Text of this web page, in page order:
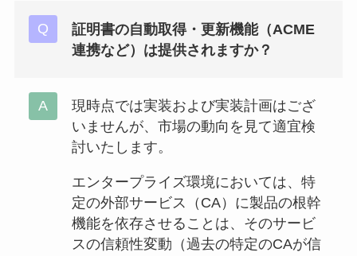
証明書の自動取得・更新機能（ACME
連携など）は提供されますか？
現時点では実装および実装計画はござ
いませんが、市場の動向を見て適宜検
討いたします。
エンタープライズ環境においては、特
定の外部サービス（CA）に製品の根幹
機能を依存させることは、そのサービ
スの信頼性変動（過去の特定のCAが信